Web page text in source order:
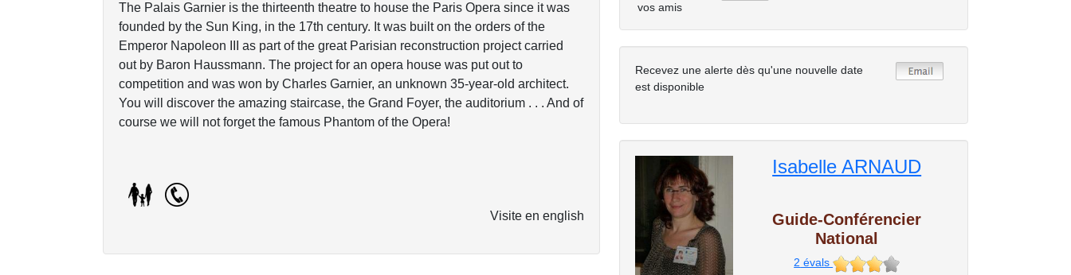
The Palais Garnier is the thirteenth theatre to house the Paris Opera since it was
founded by the Sun King, in the 17th century. It was built on the orders of the
Emperor Napoleon III as part of the great Parisian reconstruction project carried
out by Baron Haussmann. The project for an opera house was put out to
competition and was won by Charles Garnier, an unknown 35-year-old architect.
You will discover the amazing staircase, the Grand Foyer, the auditorium . . . And of
course we will not forget the famous Phantom of the Opera!
Visite en english
vos amis
Recevez une alerte dès qu'une nouvelle date
est disponible
Isabelle ARNAUD
Guide-Conférencier
National
2 évals